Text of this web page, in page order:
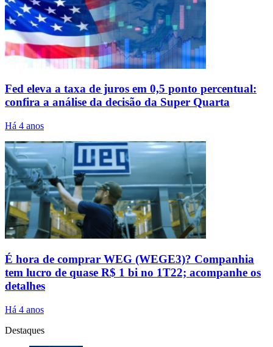
Fed eleva a taxa de juros em 0,5 ponto percentual:
confira a análise da decisão da Super Quarta
Há 4 anos
É hora de comprar WEG (WEGE3)? Companhia
tem lucro de quase R$ 1 bi no 1T22; acompanhe os
detalhes
Há 4 anos
Destaques